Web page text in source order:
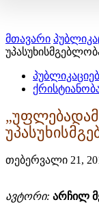
მთავარი
თებერვალი 21,
ავტორი: არჩილ